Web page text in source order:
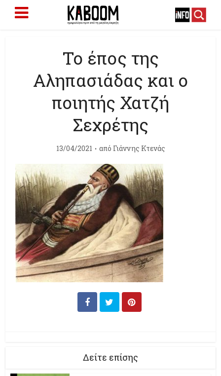
Το έπος της
Αληπασιάδας και ο
ποιητής Χατζή
Σεχρέτης
13/04/2021 από Γιάννης Κτενάς
Δείτε επίσης